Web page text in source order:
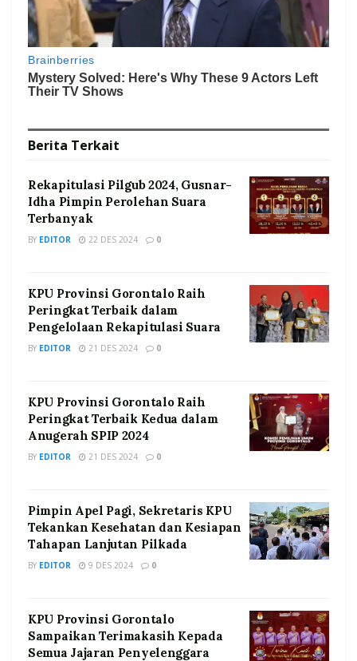
Berita Terkait
Rekapitulasi Pilgub 2024, Gusnar-
Idha Pimpin Perolehan Suara
Terbanyak
BY EDITOR 22 DES 2024 0
KPU Provinsi Gorontalo Raih
Peringkat Terbaik dalam
Pengelolaan Rekapitulasi Suara
BY EDITOR 21 DES 2024 0
KPU Provinsi Gorontalo Raih
Peringkat Terbaik Kedua dalam
Anugerah SPIP 2024
BY EDITOR 21 DES 2024 0
Pimpin Apel Pagi, Sekretaris KPU
Tekankan Kesehatan dan Kesiapan
Tahapan Lanjutan Pilkada
BY EDITOR 9 DES 2024 0
KPU Provinsi Gorontalo
Sampaikan Terimakasih Kepada
Semua Jajaran Penyelenggara